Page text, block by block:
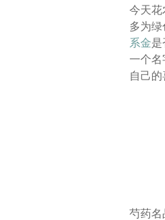
今天花
多为
系金是
一个名
自己的
芍药